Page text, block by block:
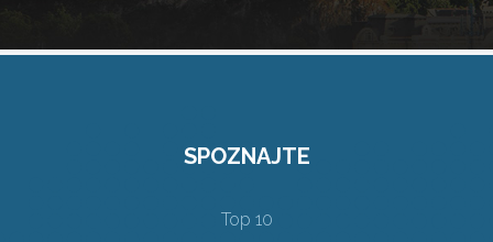
SPOZNAJTE
Top 10